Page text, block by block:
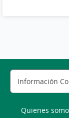
Quienes